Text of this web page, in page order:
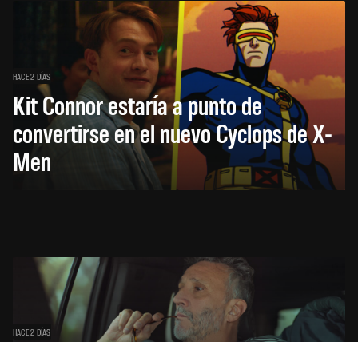
HACE 2 DÍAS
Kit Connor estaría a punto de
convertirse en el nuevo Cyclops de X-
Men
HACE 2 DÍAS